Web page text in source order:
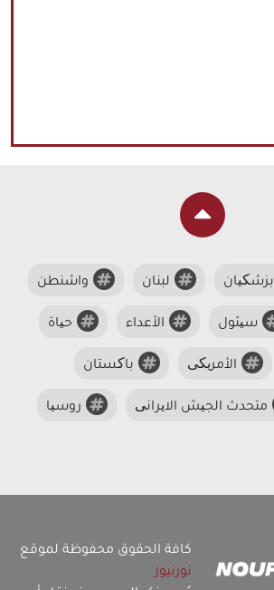
بزشکیان لبنان واشنطن
سیئول الأعداء حیاة
الأمریکی باکستان
متحدث الجیش الایرانی روسیا
كافة الحقوق محفوظة لموقع
نورنيوز